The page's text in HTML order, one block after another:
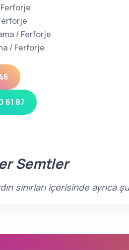
/ Ferforje
/ Ferforje
61 87
Semtler
sınırları içerisinde